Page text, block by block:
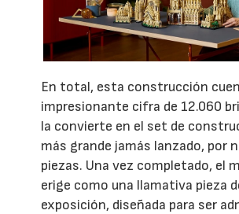
En total, esta construcción
impresionante cifra de 12.060
la convierte en el set de
más grande jamás lanzado, por
piezas. Una vez completado, el
erige como una llamativa pieza
exposición, diseñada para ser